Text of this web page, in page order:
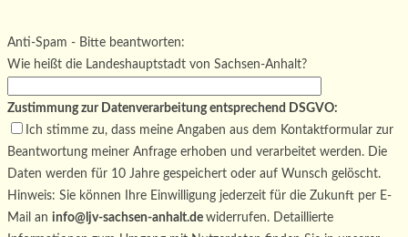
Bitte lasse dieses Feld leer.
Anti-Spam - Bitte beantworten:
Wie heißt die Landeshauptstadt von Sachsen-Anhalt?
Zustimmung zur Datenverarbeitung entsprechend DSGVO:
Ich stimme zu, dass meine Angaben aus dem Kontaktformular zur
Beantwortung meiner Anfrage erhoben und verarbeitet werden. Die
Daten werden für 10 Jahre gespeichert oder auf Wunsch gelöscht.
Hinweis: Sie können Ihre Einwilligung jederzeit für die Zukunft per E-
Mail an info@ljv-sachsen-anhalt.de widerrufen. Detaillierte